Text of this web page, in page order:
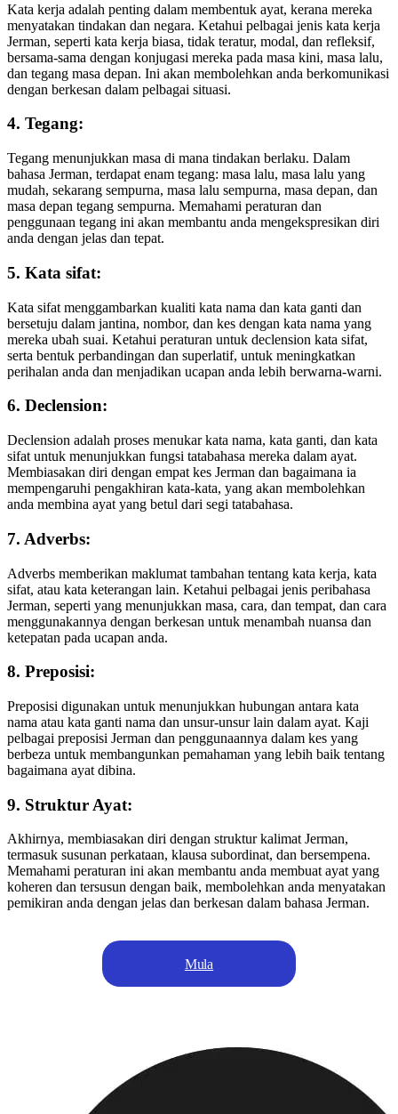
Kata kerja adalah penting dalam membentuk ayat, kerana mereka
menyatakan tindakan dan negara. Ketahui pelbagai jenis kata kerja
Jerman, seperti kata kerja biasa, tidak teratur, modal, dan refleksif,
bersama-sama dengan konjugasi mereka pada masa kini, masa lalu,
dan tegang masa depan. Ini akan membolehkan anda berkomunikasi
dengan berkesan dalam pelbagai situasi.
4. Tegang:
Tegang menunjukkan masa di mana tindakan berlaku. Dalam
bahasa Jerman, terdapat enam tegang: masa lalu, masa lalu yang
mudah, sekarang sempurna, masa lalu sempurna, masa depan, dan
masa depan tegang sempurna. Memahami peraturan dan
penggunaan tegang ini akan membantu anda mengekspresikan diri
anda dengan jelas dan tepat.
5. Kata sifat:
Kata sifat menggambarkan kualiti kata nama dan kata ganti dan
bersetuju dalam jantina, nombor, dan kes dengan kata nama yang
mereka ubah suai. Ketahui peraturan untuk declension kata sifat,
serta bentuk perbandingan dan superlatif, untuk meningkatkan
perihalan anda dan menjadikan ucapan anda lebih berwarna-warni.
6. Declension:
Declension adalah proses menukar kata nama, kata ganti, dan kata
sifat untuk menunjukkan fungsi tatabahasa mereka dalam ayat.
Membiasakan diri dengan empat kes Jerman dan bagaimana ia
mempengaruhi pengakhiran kata-kata, yang akan membolehkan
anda membina ayat yang betul dari segi tatabahasa.
7. Adverbs:
Adverbs memberikan maklumat tambahan tentang kata kerja, kata
sifat, atau kata keterangan lain. Ketahui pelbagai jenis peribahasa
Jerman, seperti yang menunjukkan masa, cara, dan tempat, dan cara
menggunakannya dengan berkesan untuk menambah nuansa dan
ketepatan pada ucapan anda.
8. Preposisi:
Preposisi digunakan untuk menunjukkan hubungan antara kata
nama atau kata ganti nama dan unsur-unsur lain dalam ayat. Kaji
pelbagai preposisi Jerman dan penggunaannya dalam kes yang
berbeza untuk membangunkan pemahaman yang lebih baik tentang
bagaimana ayat dibina.
9. Struktur Ayat:
Akhirnya, membiasakan diri dengan struktur kalimat Jerman,
termasuk susunan perkataan, klausa subordinat, dan bersempena.
Memahami peraturan ini akan membantu anda membuat ayat yang
koheren dan tersusun dengan baik, membolehkan anda menyatakan
pemikiran anda dengan jelas dan berkesan dalam bahasa Jerman.
Mula